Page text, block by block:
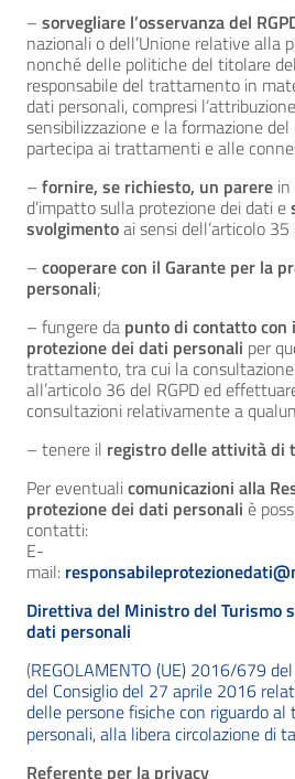
– sorvegliare l’osservanza del
nazionali o dell’Unione relative alla
nonché delle politiche del titolare
responsabile del trattamento in
dati personali, compresi
sensibilizzazione e la formazione
partecipa ai trattamenti e alle
– fornire, se richiesto, un parere
d’impatto sulla protezione dei dati e
svolgimentoai sensi dell’articolo 35
– cooperare con il Garante per la
personali;
– fungere da punto di contatto con
protezione dei dati personali per
trattamento, tra cui la
all’articolo 36 del RGPD ed
consultazioni relativamente a
– tenere il registro delle attività di
Per eventualicomunicazioni alla
protezione dei dati personali è
contatti:
E-
mail:
Direttiva del Ministro del Turismo
dati personali
(REGOLAMENTO (UE) 2016/679
del Consiglio del 27 aprile 2016
delle persone fisiche con riguardo
personali, alla libera circolazione di
Referente per la privacy